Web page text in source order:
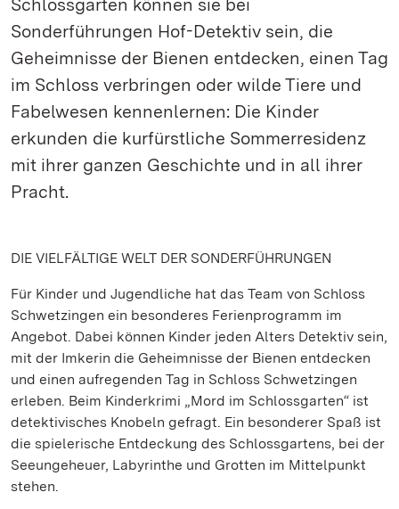
Schlossgarten können sie bei
Sonderführungen Hof-Detektiv sein, die
Geheimnisse der Bienen entdecken, einen Tag
im Schloss verbringen oder wilde Tiere und
Fabelwesen kennenlernen: Die Kinder
erkunden die kurfürstliche Sommerresidenz
mit ihrer ganzen Geschichte und in all ihrer
Pracht.
DIE VIELFÄLTIGE WELT DER SONDERFÜHRUNGEN
Für Kinder und Jugendliche hat das Team von Schloss
Schwetzingen ein besonderes Ferienprogramm im
Angebot. Dabei können Kinder jeden Alters Detektiv sein,
mit der Imkerin die Geheimnisse der Bienen entdecken
und einen aufregenden Tag in Schloss Schwetzingen
erleben. Beim Kinderkrimi „Mord im Schlossgarten“ ist
detektivisches Knobeln gefragt. Ein besonderer Spaß ist
die spielerische Entdeckung des Schlossgartens, bei der
Seeungeheuer, Labyrinthe und Grotten im Mittelpunkt
stehen.